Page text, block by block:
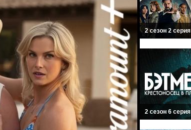
2 сезон 2 серия
2 сезон 6 серия